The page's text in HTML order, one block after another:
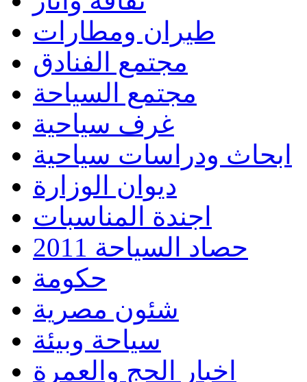
طيران ومطارات
مجتمع الفنادق
مجتمع السياحة
غرف سياحية
ابحاث ودراسات سياحية
ديوان الوزارة
اجندة المناسبات
حصاد السياحة 2011
حكومة
شئون مصرية
سياحة وبيئة
اخبار الحج والعمرة